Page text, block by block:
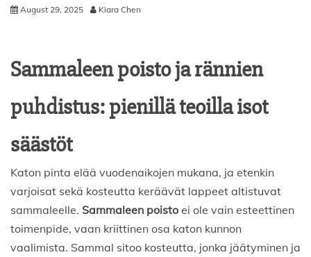
August 29, 2025 Kiara Chen
Sammaleen poisto ja rännien
puhdistus: pienillä teoilla isot
säästöt
Katon pinta elää vuodenaikojen mukana, ja etenkin
varjoisat sekä kosteutta keräävät lappeet altistuvat
sammaleelle. Sammaleen poisto ei ole vain esteettinen
toimenpide, vaan kriittinen osa katon kunnon
vaalimista. Sammal sitoo kosteutta, jonka jäätyminen ja